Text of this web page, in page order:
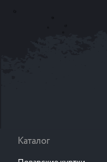
Каталог